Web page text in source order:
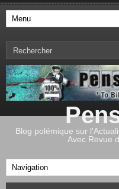
Blog polémique sur
Avec Revue